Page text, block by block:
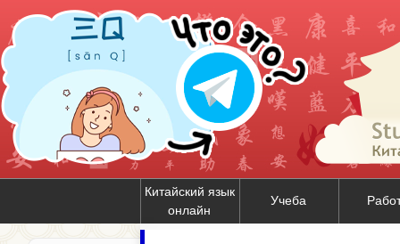
Китайский язык
онлайн
Учеба